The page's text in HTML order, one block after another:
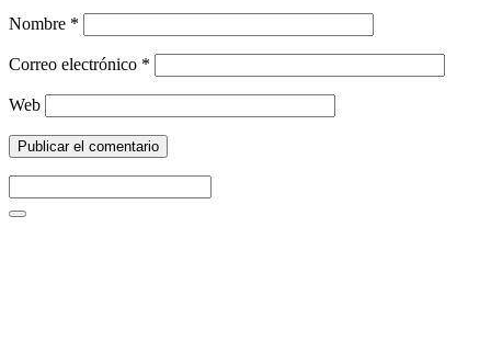
Nombre *
Correo electrónico *
Web